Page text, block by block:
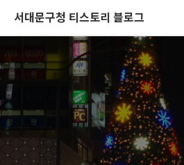
서대문구청 티스토리 블로그